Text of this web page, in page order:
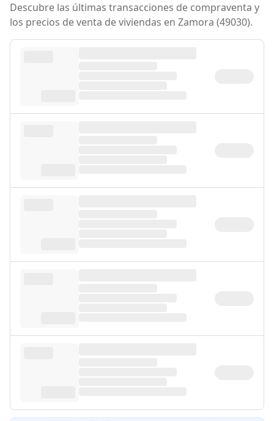
Descubre las últimas transacciones de compraventa y
los precios de venta de viviendas en Zamora (49030).